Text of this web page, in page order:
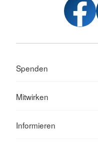
Spenden
Mitwirken
Informieren